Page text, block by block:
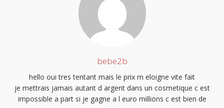
bebe2b
hello oui tres tentant mais le prix m eloigne vite fait
je mettrais jamais autant d argent dans un cosmetique c est
impossible a part si je gagne a l euro millions c est bien de